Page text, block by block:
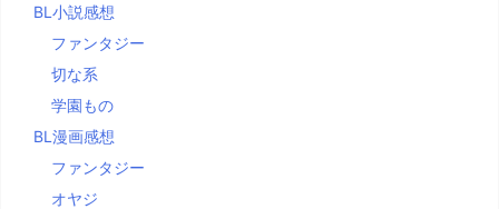
BL小説感想
ファンタジー
切な系
学園もの
BL漫画感想
ファンタジー
オヤジ